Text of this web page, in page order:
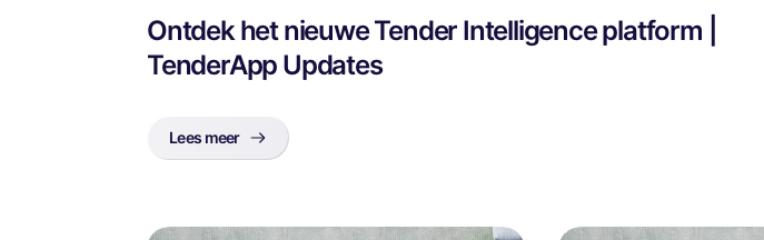
Ontdek het nieuwe Tender Intelligence platform |
TenderApp Updates
Lees meer